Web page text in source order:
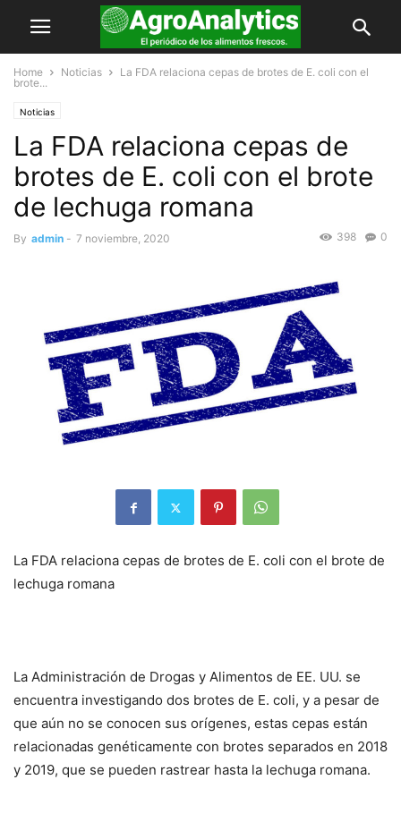
Home Noticias
La FDA relaciona cepas de brotes de E. coli con el
brote...
Noticias
La FDA relaciona cepas de
brotes de E. coli con el brote
de lechuga romana
By admin - 7 noviembre, 2020 0
398
La FDA relaciona cepas de brotes de E. coli con el brote de
lechuga romana
La Administración de Drogas y Alimentos de EE. UU. se
encuentra investigando dos brotes de E. coli, y a pesar de
que aún no se conocen sus orígenes, estas cepas están
relacionadas genéticamente con brotes separados en 2018
y 2019, que se pueden rastrear hasta la lechuga romana.